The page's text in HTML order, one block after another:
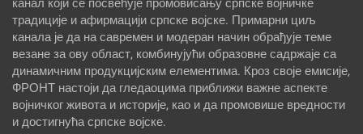
канал који се посвећује промовисању српске војничке
традиције и афирмацији српске војске. Примарни циљ
канала је да на савремен и модеран начин обрађује теме
везане за ову област, комбинујући образовне садржаје са
динамичним продукцијским елементима. Кроз своје емисије,
ФРОНТ настоји да гледаоцима приближи важне аспекте
војничког живота и историје, као и да промовише вредности
и достигнућа српске војске.